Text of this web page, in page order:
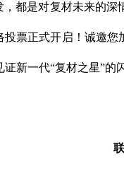
都是对复材未来的深
票正式开启！诚邀
新一代“复材之星”的